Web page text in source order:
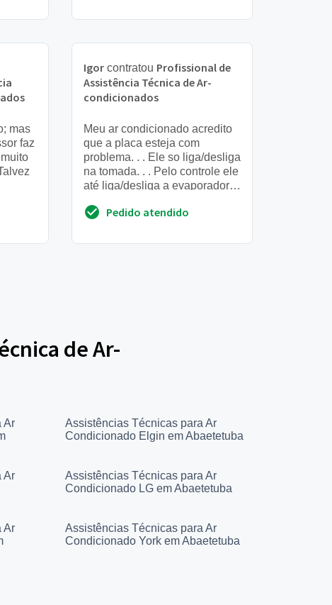
mas
faz
Igor contratou Profissional de
Assistência Técnica de Ar-
condicionados
Meu ar condicionado acredito
que a placa esteja com
problema. . . Ele so liga/desliga
na tomada. . . Pelo controle ele
até liga/desliga a evaporadora
ligada direta...
Pedido atendido
de Ar-
Ar
Assistências Técnicas para Ar
Condicionado Elgin em Abaetetuba
Ar
Assistências Técnicas para Ar
Condicionado LG em Abaetetuba
Ar
Assistências Técnicas para Ar
Condicionado York em Abaetetuba